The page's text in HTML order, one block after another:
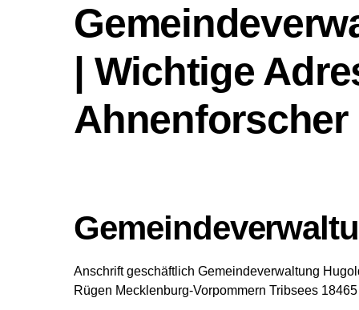
| Wichtige
Ahnenforscher
Anschrift geschäftlich Gemeindeverwaltung
Rügen Mecklenburg-Vorpommern Tribsees 18465